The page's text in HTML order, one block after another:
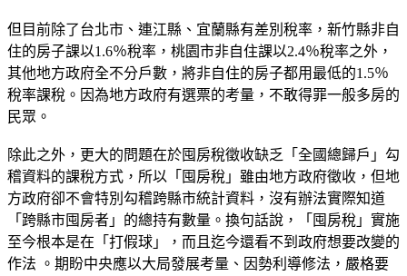
但目前除了台北市、連江縣、宜蘭縣有差別稅率，新竹縣非自
住的房子課以1.6％稅率，桃園市非自住課以2.4％稅率之外，
其他地方政府全不分戶數，將非自住的房子都用最低的1.5％
稅率課稅。因為地方政府有選票的考量，不敢得罪一般多房的
民眾。
除此之外，更大的問題在於囤房稅徵收缺乏「全國總歸戶」勾
稽資料的課稅方式，所以「囤房稅」雖由地方政府徵收，但地
方政府卻不會特別勾稽跨縣市統計資料，沒有辦法實際知道
「跨縣市囤房者」的總持有數量。換句話說，「囤房稅」實施
至今根本是在「打假球」，而且迄今還看不到政府想要改變的
作法 。期盼中央應以大局發展考量、因勢利導修法，嚴格要